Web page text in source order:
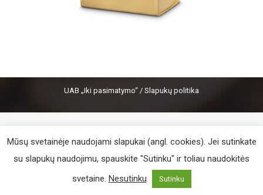
UAB „Iki pasimatymo“ / Slapukų politika
Mūsų svetainėje naudojami slapukai (angl. cookies). Jei sutinkate
su slapukų naudojimu, spauskite "Sutinku" ir toliau naudokitės
svetaine. Nesutinku Sutinku